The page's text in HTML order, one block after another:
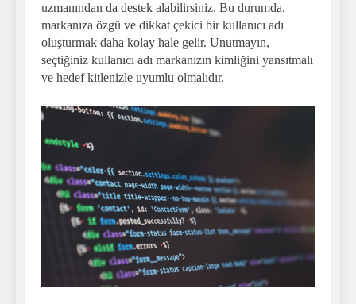
uzmanından da destek alabilirsiniz. Bu durumda,
markanıza özgü ve dikkat çekici bir kullanıcı adı
oluşturmak daha kolay hale gelir. Unutmayın,
seçtiğiniz kullanıcı adı markanızın kimliğini yansıtmalı
ve hedef kitlenizle uyumlu olmalıdır.